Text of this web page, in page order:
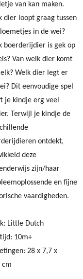
van kan maken.
dier loopt graag tussen
in de wei?
boerderijdier is gek op
Van welk dier komt
Welk dier legt er
Dit eenvoudige spel
je kindje erg veel
Terwijl je kindje de
ontdekt,
deze
zijn/haar
en fijne
vaardigheden.
Little Dutch
10m+
28 x 7,7 x
cm